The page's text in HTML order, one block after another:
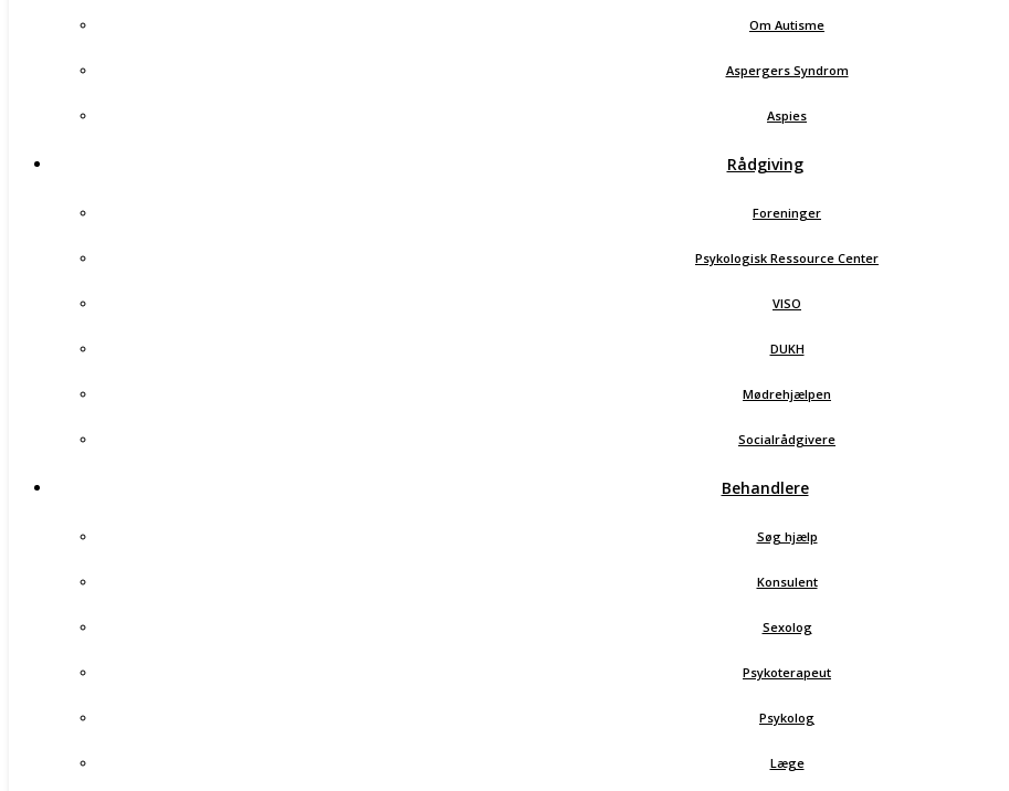
Om Autisme
Aspergers Syndrom
Aspies
Rådgiving
Foreninger
Psykologisk Ressource Center
VISO
DUKH
Mødrehjælpen
Socialrådgivere
Behandlere
Søg hjælp
Konsulent
Sexolog
Psykoterapeut
Psykolog
Læge